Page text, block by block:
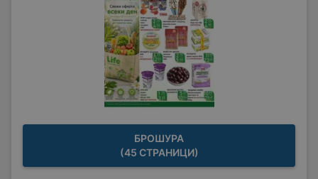
БРОШУРА
(45 СТРАНИЦИ)